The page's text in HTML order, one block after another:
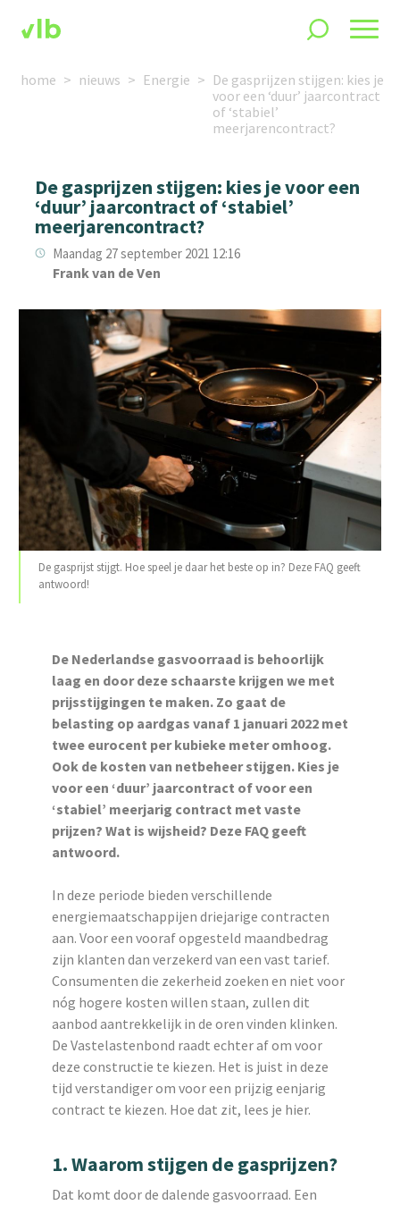
home nieuws Energie
De gasprijzen stijgen: kies je
voor een ‘duur’ jaarcontract
of ‘stabiel’
meerjarencontract?
De gasprijzen stijgen: kies je voor een
‘duur’ jaarcontract of ‘stabiel’
meerjarencontract?
Maandag 27 september 2021 12:16
Frank van de Ven
De gasprijst stijgt. Hoe speel je daar het beste op in? Deze FAQ geeft
antwoord!
De Nederlandse gasvoorraad is behoorlijk
laag en door deze schaarste krijgen we met
prijsstijgingen te maken. Zo gaat de
belasting op aardgas vanaf 1 januari 2022 met
twee eurocent per kubieke meter omhoog.
Ook de kosten van netbeheer stijgen. Kies je
voor een ‘duur’ jaarcontract of voor een
‘stabiel’ meerjarig contract met vaste
prijzen? Wat is wijsheid? Deze FAQ geeft
antwoord.
In deze periode bieden verschillende
energiemaatschappijen driejarige contracten
aan. Voor een vooraf opgesteld maandbedrag
zijn klanten dan verzekerd van een vast tarief.
Consumenten die zekerheid zoeken en niet voor
nóg hogere kosten willen staan, zullen dit
aanbod aantrekkelijk in de oren vinden klinken.
De Vastelastenbond raadt echter af om voor
deze constructie te kiezen. Het is juist in deze
tijd verstandiger om voor een prijzig eenjarig
contract te kiezen. Hoe dat zit, lees je hier.
1. Waarom stijgen de gasprijzen?
Dat komt door de dalende gasvoorraad. Een